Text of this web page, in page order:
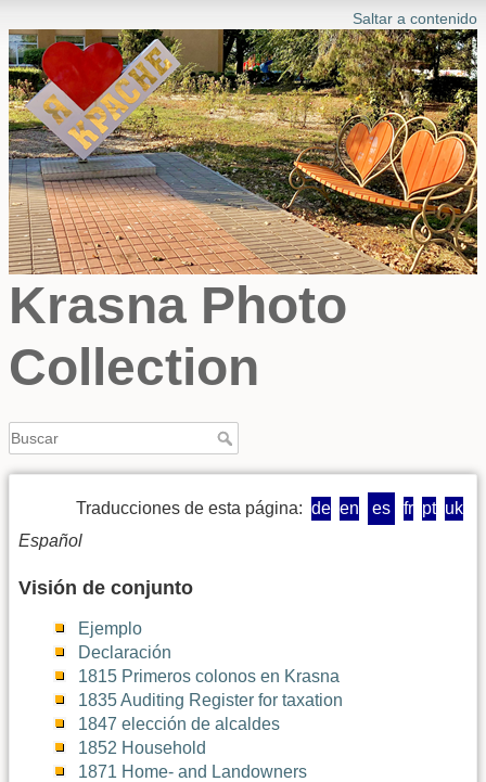
Saltar a contenido
Krasna Photo
Collection
Traducciones de esta página: de en es fr pt uk
Español
Visión de conjunto
Ejemplo
Declaración
1815 Primeros colonos en Krasna
1835 Auditing Register for taxation
1847 elección de alcaldes
1852 Household
1871 Home- and Landowners